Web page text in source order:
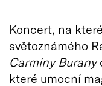
Koncert, na
světoznámého
Carminy Burany
které umocní